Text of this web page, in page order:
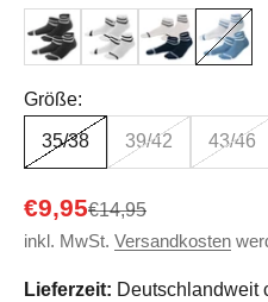
Black
White Navy/White
Azure
Größe:
35/38 39/42 43/46
Angebot
€9,95Regulärer Preis
€14,95
inkl. MwSt. Versandkosten
Lieferzeit: Deutschlandweit